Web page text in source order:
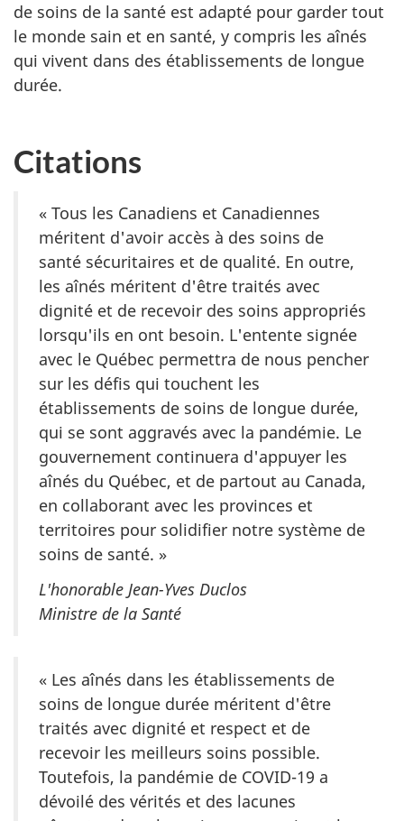
de soins de la santé est adapté pour garder tout
le monde sain et en santé, y compris les aînés
qui vivent dans des établissements de longue
durée.
Citations
« Tous les Canadiens et Canadiennes
méritent d'avoir accès à des soins de
santé sécuritaires et de qualité. En outre,
les aînés méritent d'être traités avec
dignité et de recevoir des soins appropriés
lorsqu'ils en ont besoin. L'entente signée
avec le Québec permettra de nous pencher
sur les défis qui touchent les
établissements de soins de longue durée,
qui se sont aggravés avec la pandémie. Le
gouvernement continuera d'appuyer les
aînés du Québec, et de partout au Canada,
en collaborant avec les provinces et
territoires pour solidifier notre système de
soins de santé. »
L'honorable Jean-Yves Duclos
Ministre de la Santé
« Les aînés dans les établissements de
soins de longue durée méritent d'être
traités avec dignité et respect et de
recevoir les meilleurs soins possible.
Toutefois, la pandémie de COVID-19 a
dévoilé des vérités et des lacunes